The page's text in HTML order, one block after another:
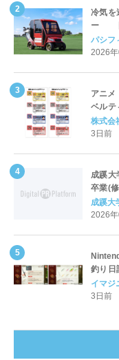
冷気を
ー 国
Cart
パシフ
2026
アニメ
ベルテ
対応に
株式会
3日前
成蹊大
卒業(
全国
4.3pt
成蹊大
2026
釣り日
公開！
イマジ
3日前